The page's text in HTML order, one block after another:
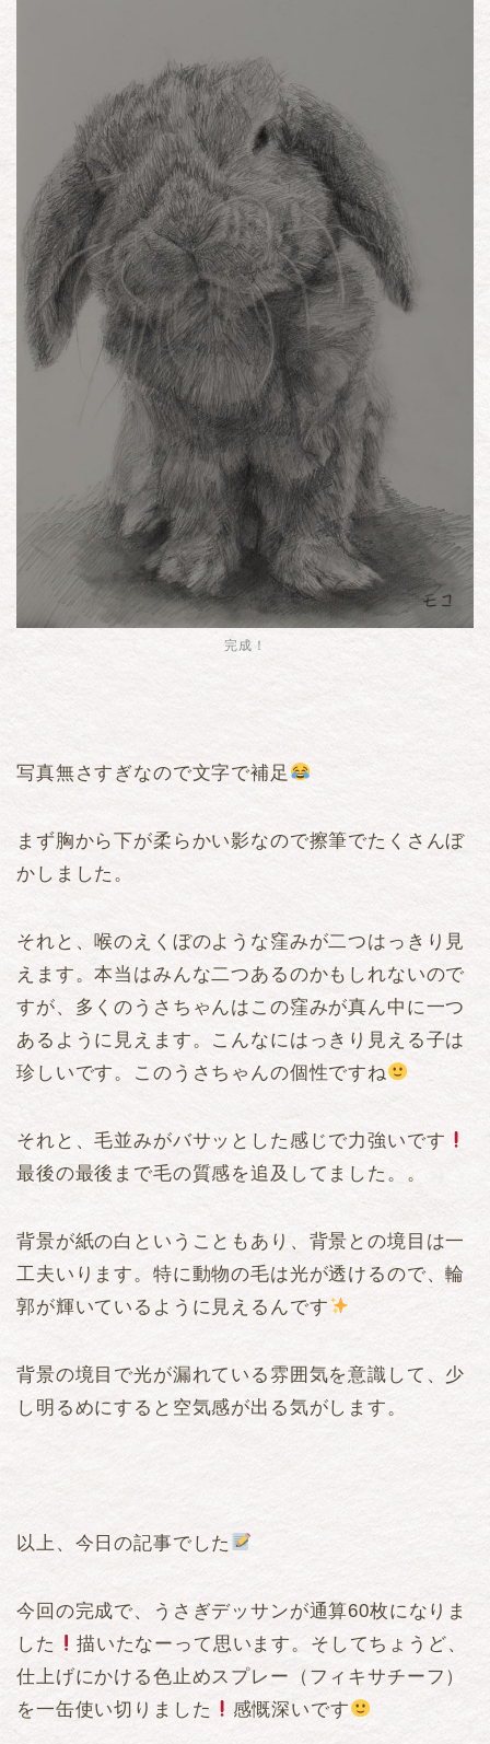
完成！
写真無さすぎなので文字で補足
まず胸から下が柔らかい影なので擦筆でたくさんぼ
かしました。
それと、喉のえくぼのような窪みが二つはっきり見
えます。本当はみんな二つあるのかもしれないので
すが、多くのうさちゃんはこの窪みが真ん中に一つ
あるように見えます。こんなにはっきり見える子は
珍しいです。このうさちゃんの個性ですね
それと、毛並みがバサッとした感じで力強いです
最後の最後まで毛の質感を追及してました。。
背景が紙の白ということもあり、背景との境目は一
工夫いります。特に動物の毛は光が透けるので、輪
郭が輝いているように見えるんです
背景の境目で光が漏れている雰囲気を意識して、少
し明るめにすると空気感が出る気がします。
以上、今日の記事でした
今回の完成で、うさぎデッサンが通算60枚になりま
した
描いたなーって思います。そしてちょうど、
仕上げにかける色止めスプレー（フィキサチーフ）
を一缶使い切りました
感慨深いです